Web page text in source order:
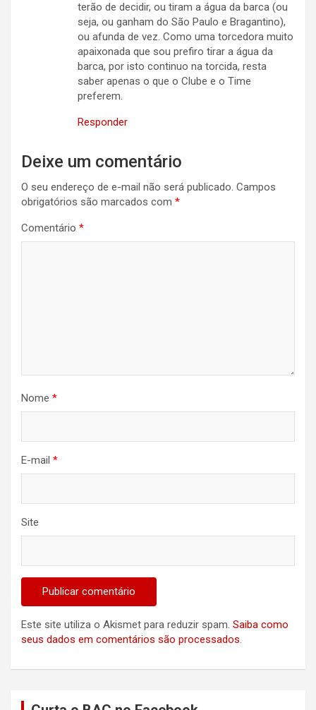
terão de decidir, ou tiram a água da barca (ou
seja, ou ganham do São Paulo e Bragantino),
ou afunda de vez. Como uma torcedora muito
apaixonada que sou prefiro tirar a água da
barca, por isto continuo na torcida, resta
saber apenas o que o Clube e o Time
preferem.
Responder
Deixe um comentário
O seu endereço de e-mail não será publicado. Campos
obrigatórios são marcados com *
Comentário *
Nome *
E-mail *
Site
Este site utiliza o Akismet para reduzir spam. Saiba como
seus dados em comentários são processados.